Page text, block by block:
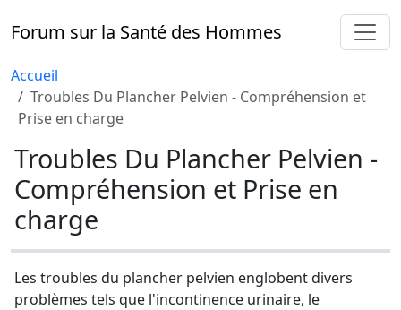
Forum sur la Santé des Hommes
Accueil
Troubles Du Plancher Pelvien - Compréhension et
Prise en charge
Troubles Du Plancher Pelvien -
Compréhension et Prise en
charge
Les troubles du plancher pelvien englobent divers
problèmes tels que l'incontinence urinaire, le